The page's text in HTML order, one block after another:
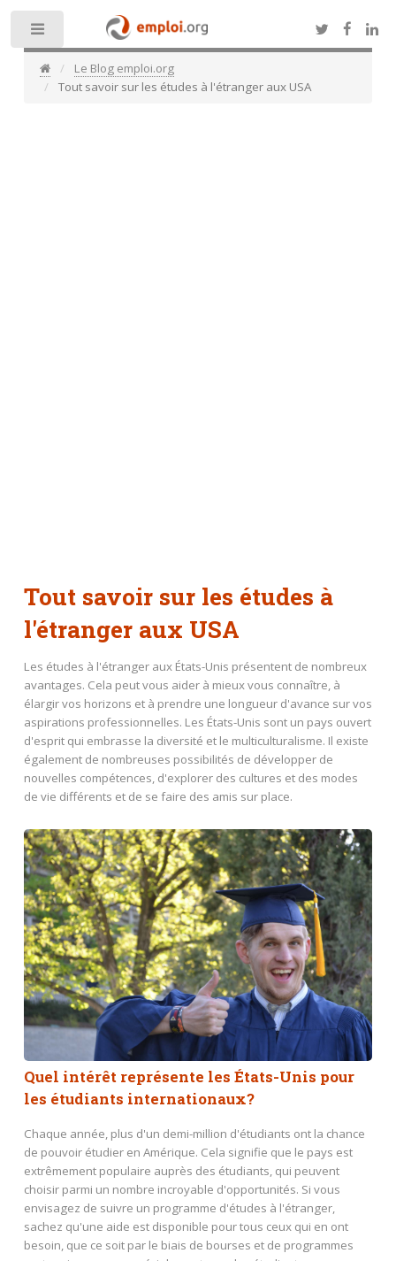
Le Blog emploi.org
Tout savoir sur les études à l'étranger aux USA
Tout savoir sur les études à
l'étranger aux USA
Les études à l'étranger aux États-Unis présentent de nombreux
avantages. Cela peut vous aider à mieux vous connaître, à
élargir vos horizons et à prendre une longueur d'avance sur vos
aspirations professionnelles. Les États-Unis sont un pays ouvert
d'esprit qui embrasse la diversité et le multiculturalisme. Il existe
également de nombreuses possibilités de développer de
nouvelles compétences, d'explorer des cultures et des modes
de vie différents et de se faire des amis sur place.
Quel intérêt représente les États-Unis pour
les étudiants internationaux?
Chaque année, plus d'un demi-million d'étudiants ont la chance
de pouvoir étudier en Amérique. Cela signifie que le pays est
extrêmement populaire auprès des étudiants, qui peuvent
choisir parmi un nombre incroyable d'opportunités. Si vous
envisagez de suivre un programme d'études à l'étranger,
sachez qu'une aide est disponible pour tous ceux qui en ont
besoin, que ce soit par le biais de bourses et de programmes
Toggle